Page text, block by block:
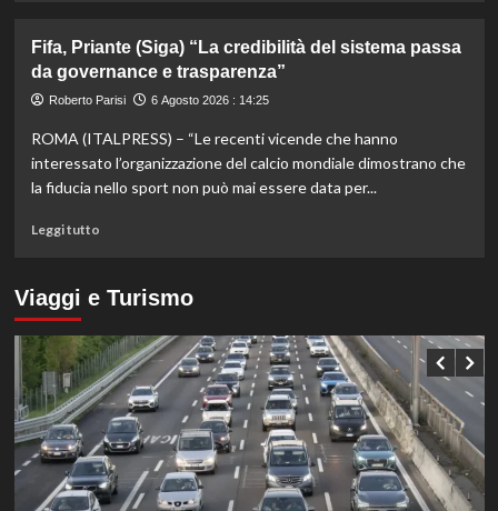
set
Storico
en
plein
Pellacani
agli
Europei
oro
arriva
sincro
con
Pizzini
Fifa, Priante (Siga) “La credibilità del sistema passa
da governance e trasparenza”
Roberto Parisi 6 Agosto 2026 : 14:25
ROMA (ITALPRESS) – “Le recenti vicende che hanno
interessato l’organizzazione del calcio mondiale dimostrano che
la fiducia nello sport non può mai essere data per...
Leggi tuttoLeggi
su
Fifa,
Priante
(Siga)
“La
credibilità
del
sistema
passa
da
governance
Viaggi e Turismo